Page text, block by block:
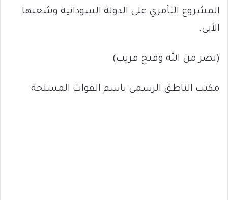
المشروع التآمري على الدولة السودانية وشعبها
الأبي.
(نصر من الله وفتح قريب)
مكتب الناطق الرسمي باسم القوات المسلحة